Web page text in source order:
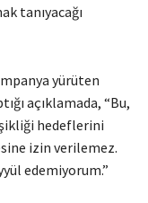
tanıyacağı
yürüten
açıklamada, “Bu,
hedeflerini
izin verilemez.
edemiyorum.”